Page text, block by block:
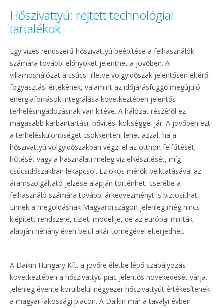
Hőszivattyú: rejtett technológiai
tartalékok
Egy vizes rendszerű hőszivattyú beépítése a felhasználók
számára további előnyöket jelenthet a jövőben. A
villamoshálózat a csúcs- illetve völgyidőszak jelentősen eltérő
fogyasztási értékének, valamint az időjárásfüggő megújuló
energiaforrások integrálása következtében jelentős
terhelésingadozásnak van kitéve. A hálózat részéről ez
magasabb karbantartási, bővítési költséggel jár. A jövőben ezt
a terheléskülönbséget csökkenteni lehet azzal, ha a
hőszivattyú völgyidőszakban végzi el az otthon felfűtését,
hűtését vagy a használati meleg víz elkészítését, míg
csúcsidőszakban lekapcsol. Ez okos mérők beiktatásával az
áramszolgáltató jelzése alapján történhet, cserébe a
felhasználó számára további árkedvezményt is biztosíthat.
Ennek a megoldásnak Magyarországon jelenleg még nincs
kiépített rendszere, üzleti modellje, de az európai minták
alapján néhány éven belül akár tömegével elterjedhet.
A Daikin Hungary Kft. a jövőre életbe lépő szabályozás
következtében a hőszivattyú piac jelentős növekedését várja.
Jelenleg évente körülbelül négyezer hőszivattyút értékesítenek
a magyar lakossági piacon. A Daikin már a tavalyi évben